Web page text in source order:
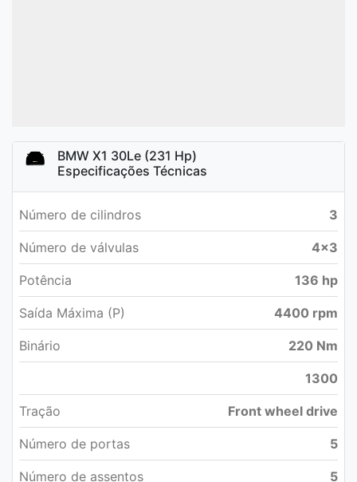
BMW X1 30Le (231 Hp)
Especificações Técnicas
Número de cilindros 3
Número de válvulas 4x3
Potência 136 hp
Saída Máxima (P) 4400 rpm
Binário 220 Nm
1300
Tração Front wheel drive
Número de portas 5
Número de assentos 5